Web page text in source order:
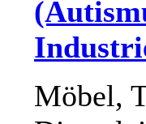
Möbel,